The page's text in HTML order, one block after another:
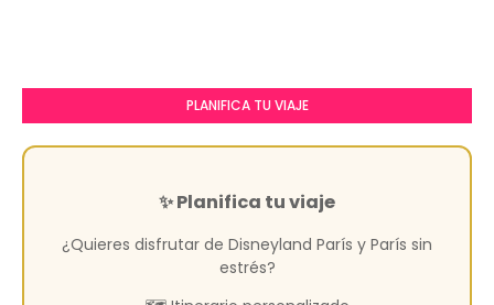
PLANIFICA TU VIAJE
✨ Planifica tu viaje
¿Quieres disfrutar de Disneyland París y París sin
estrés?